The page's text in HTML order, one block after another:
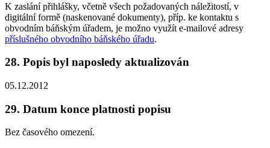
K zaslání přihlášky, včetně všech požadovaných náležitostí, v
digitální formě (naskenované dokumenty), příp. ke kontaktu s
obvodním báňským úřadem, je možno využít e-mailové adresy
příslušného obvodního báňského úřadu.
28. Popis byl naposledy aktualizován
05.12.2012
29. Datum konce platnosti popisu
Bez časového omezení.